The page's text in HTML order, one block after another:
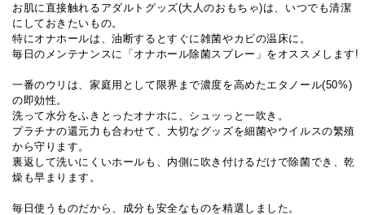
お肌に直接触れるアダルトグッズ(大人のおもちゃ)は、いつでも清潔
にしておきたいもの。
特にオナホールは、油断するとすぐに雑菌やカビの温床に。
毎日のメンテナンスに「オナホール除菌スプレー」をオススメします!
一番のウリは、家庭用として限界まで濃度を高めたエタノール(50%)
の即効性。
洗って水分をふきとったオナホに、シュッっと一吹き。
プラチナの還元力も合わせて、大切なグッズを細菌やウイルスの繁殖
から守ります。
裏返して洗いにくいホールも、内側に吹き付けるだけで除菌でき、乾
燥も早まります。
毎日使うものだから、成分も安全なものを精選しました。